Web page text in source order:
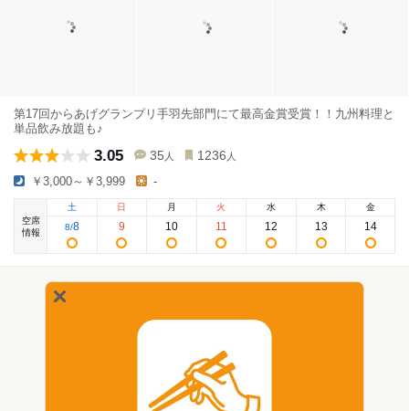
第17回からあげグランプリ手羽先部門にて最高金賞受賞！！九州料理と
単品飲み放題も♪
3.05 35 人 1236 人
￥3,000～￥3,999 -
空席
情報
土
8/8
日
9
月
10
火
11
水
12
木
13
金
14